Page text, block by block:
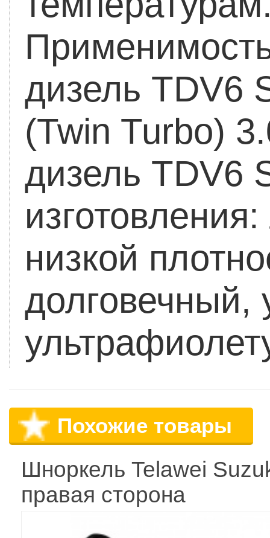
дизель TDV6
(Twin Turbo)
дизель TDV6
низкой
долговечный,
Похожие товары
Шноркель Telawei
правая сторона